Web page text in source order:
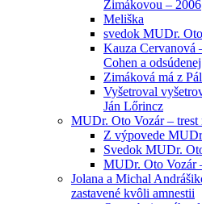
Zimákovou – 2006
Meliška
svedok MUDr.
Kauza Cervanová
Cohen a
Zimáková má z
Vyšetroval
Ján Lőrincz
MUDr. Oto Vozár – trest
Z výpovede
Svedok MUDr.
MUDr. Oto Vozár
Jolana a Michal
zastavené kvôli amnestii